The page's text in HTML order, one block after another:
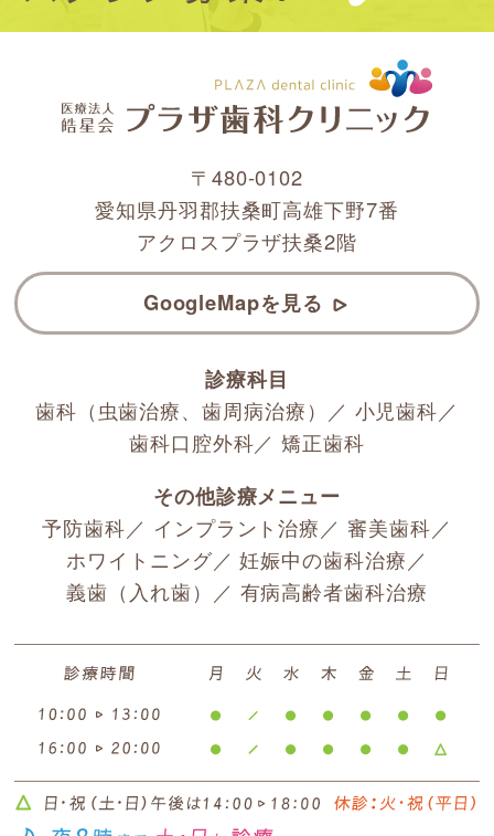
〒480-0102
愛知県丹羽郡扶桑町高雄下野7番
アクロスプラザ扶桑2階
GoogleMapを見る
診療科目
歯科（虫歯治療、歯周病治療）／ 小児歯科／
歯科口腔外科／ 矯正歯科
その他診療メニュー
予防歯科／ インプラント治療 ／ 審美歯科／
ホワイトニング／ 妊娠中の歯科治療 ／
義歯（入れ歯）
／ 有病高齢者歯科治療